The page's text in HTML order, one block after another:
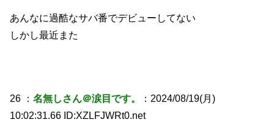
あんなに過酷なサバ番でデビューしてない
しかし最近また
26 ：名無しさん＠涙目です。
：2024/08/19(月)
10:02:31.66 ID:XZLFJWRt0.net